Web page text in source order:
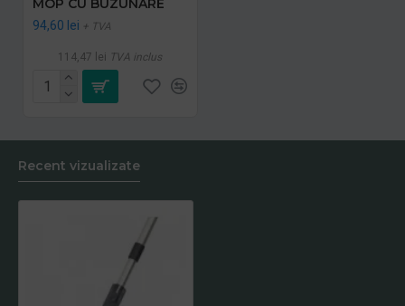
94,60 lei + TVA
114,47 lei TVA inclus
Recent vizualizate